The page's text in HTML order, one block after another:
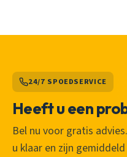
24/7 SPOEDSERVICE
Heeft u een
Bel nu voor gratis
u klaar en zijn